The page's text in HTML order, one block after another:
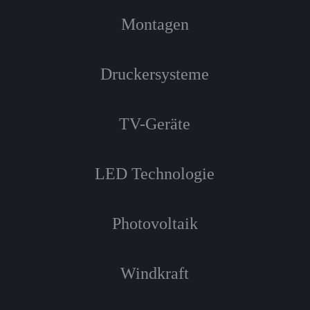
Montagen
Druckersysteme
TV-Geräte
LED Technologie
Photovoltaik
Windkraft